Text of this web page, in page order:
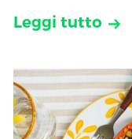
Leggi tutto